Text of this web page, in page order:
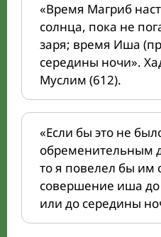
«Время Магриб
солнца, пока не
заря; время Иша
середины ночи».
Муслим (612).
«Если бы это не
обременительным
то я повелел бы им
совершение иша
или до середины